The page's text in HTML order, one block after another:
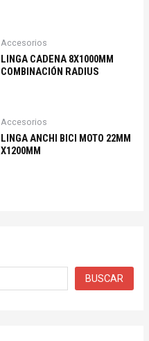
Accesorios
LINGA CADENA 8X1000MM
COMBINACIÓN RADIUS
Accesorios
LINGA ANCHI BICI MOTO 22MM
X1200MM
BUSCAR